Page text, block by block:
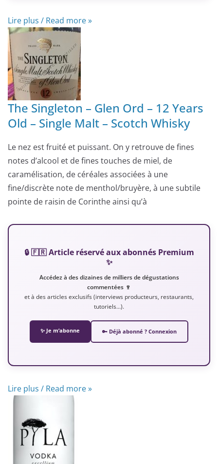
Lire plus / Read more »
The Singleton – Glen Ord – 12 Years
Old – Single Malt – Scotch Whisky
Le nez est fruité et puissant. On y retrouve de fines
notes d’alcool et de fines touches de miel, de
caramélisation, de céréales associées à une
fine/discrète note de menthol/bruyère, à une subtile
pointe de raisin de Corinthe ainsi qu’à
🔒 🇫🇷 Article réservé aux abonnés Premium
✨
Accédez à des dizaines de milliers de dégustations
commentées 🍷
et à des articles exclusifs (interviews producteurs, restaurants,
tutoriels…).
✨ Je m’abonne 🔑 Déjà abonné ? Connexion
Lire plus / Read more »